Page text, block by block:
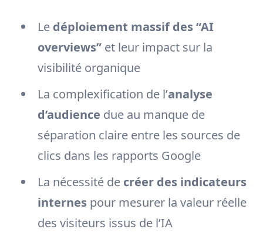
Le déploiement massif des “AI
overviews” et leur impact sur la
visibilité organique
La complexification de l’analyse
d’audience due au manque de
séparation claire entre les sources de
clics dans les rapports Google
La nécessité de créer des indicateurs
internes pour mesurer la valeur réelle
des visiteurs issus de l’IA